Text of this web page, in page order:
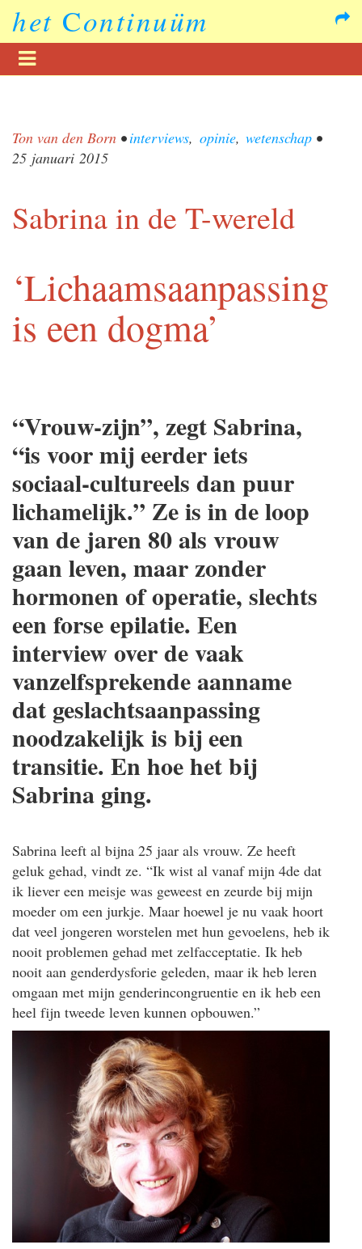
het Continuüm
Ton van den Born •interviews, opinie, wetenschap •
25 januari 2015
Sabrina in de T-wereld
‘Lichaamsaanpassing
is een dogma’
“Vrouw-zijn”, zegt Sabrina,
“is voor mij eerder iets
sociaal-cultureels dan puur
lichamelijk.” Ze is in de loop
van de jaren 80 als vrouw
gaan leven, maar zonder
hormonen of operatie, slechts
een forse epilatie. Een
interview over de vaak
vanzelfsprekende aanname
dat geslachtsaanpassing
noodzakelijk is bij een
transitie. En hoe het bij
Sabrina ging.
Sabrina leeft al bijna 25 jaar als vrouw. Ze heeft
geluk gehad, vindt ze. “Ik wist al vanaf mijn 4de dat
ik liever een meisje was geweest en zeurde bij mijn
moeder om een jurkje. Maar hoewel je nu vaak hoort
dat veel jongeren worstelen met hun gevoelens, heb ik
nooit problemen gehad met zelfacceptatie. Ik heb
nooit aan genderdysforie geleden, maar ik heb leren
omgaan met mijn genderincongruentie en ik heb een
heel fijn tweede leven kunnen opbouwen.”